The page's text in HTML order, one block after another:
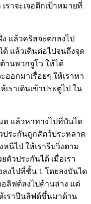
าจะเจอตึกเป้าหมายที่
แล้วคริสจะตกลงไป
แล้วเดินต่อไปจนถึงจุด
านพวกจูโว ให้ได้
ออกมาเรื่อยๆ ให้เราหา
ราเดินเข้าประตูไป ใน
ด แล้วหาทางไปที่บันได
ประกันถูกสัตว์ประหลาด
นีไป ให้เรารีบวิ่งตาม
ตัวประกันได้ เมื่อเรา
ลงไปที่ชั้น 1 โดยลงบันได
อลิฟต์ลงไปด้านล่าง แต่
เราปีนลิฟต์ขึ้นมาด้าน